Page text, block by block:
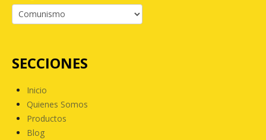
SECCIONES
Inicio
Quienes Somos
Productos
Blog